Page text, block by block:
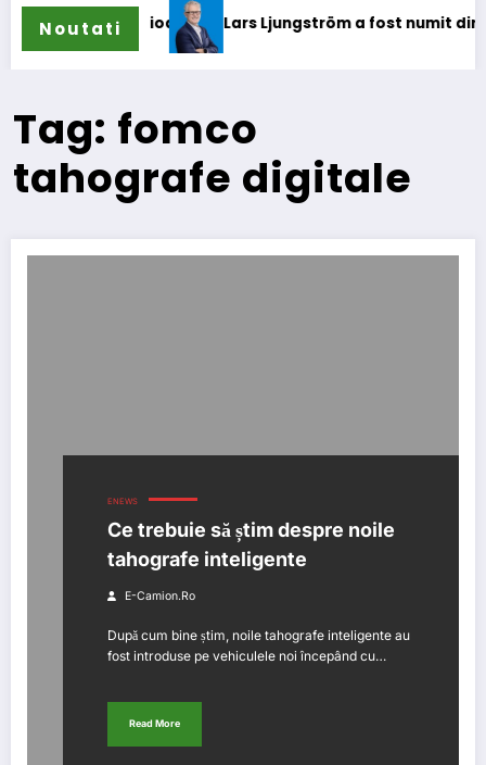
NoutatiLars Ljungström a fost numit director general
Tag: fomco
tahografe digitale
ENEWS
Ce trebuie să știm despre noile
tahografe inteligente
E-Camion.ro
După cum bine știm, noile tahografe inteligente au
fost introduse pe vehiculele noi începând cu…
Read More